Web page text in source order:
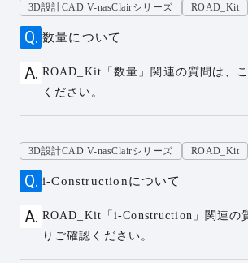
3D設計CAD V-nasClairシリーズ ROAD_Kit
数量について
ROAD_Kit「数量」関連の質問は、
ください。
3D設計CAD V-nasClairシリーズ ROAD_Kit
i-Constructionについて
ROAD_Kit「i-Construction」関連の
りご確認ください。